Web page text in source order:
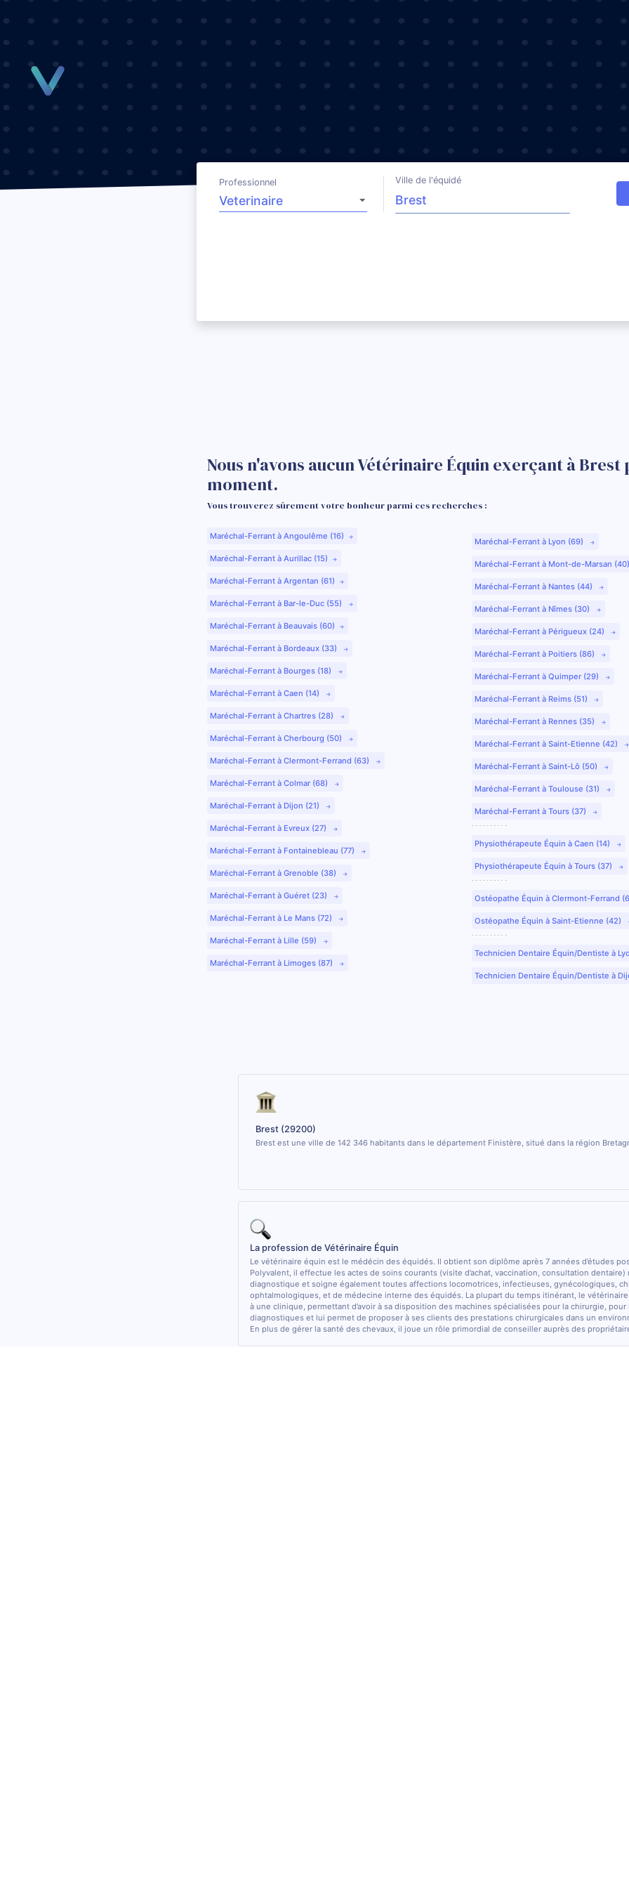
Professionnel Ville de l'équidé
Nous n'avons aucun Vétérinaire Équin exerçant à Brest
moment.
Vous trouverez sûrement votre bonheur parmi ces recherches :
Maréchal-Ferrant à Angoulême (16)
Maréchal-Ferrant à Aurillac (15)
Maréchal-Ferrant à Argentan (61)
Maréchal-Ferrant à Bar-le-Duc (55)
Maréchal-Ferrant à Beauvais (60)
Maréchal-Ferrant à Bordeaux (33)
Maréchal-Ferrant à Bourges (18)
Maréchal-Ferrant à Caen (14)
Maréchal-Ferrant à Chartres (28)
Maréchal-Ferrant à Cherbourg (50)
Maréchal-Ferrant à Clermont-Ferrand (63)
Maréchal-Ferrant à Colmar (68)
Maréchal-Ferrant à Dijon (21)
Maréchal-Ferrant à Evreux (27)
Maréchal-Ferrant à Fontainebleau (77)
Maréchal-Ferrant à Grenoble (38)
Maréchal-Ferrant à Guéret (23)
Maréchal-Ferrant à Le Mans (72)
Maréchal-Ferrant à Lille (59)
Maréchal-Ferrant à Limoges (87)
Maréchal-Ferrant à Lyon (69)
Maréchal-Ferrant à Mont-de-Marsan
Maréchal-Ferrant à Nantes (44)
Maréchal-Ferrant à Nîmes (30)
Maréchal-Ferrant à Périgueux (24)
Maréchal-Ferrant à Poitiers (86)
Maréchal-Ferrant à Quimper (29)
Maréchal-Ferrant à Reims (51)
Maréchal-Ferrant à Rennes (35)
Maréchal-Ferrant à Saint-Etienne (42)
Maréchal-Ferrant à Saint-Lô (50)
Maréchal-Ferrant à Toulouse (31)
Maréchal-Ferrant à Tours (37)
Physiothérapeute Équin à Caen (14)
Physiothérapeute Équin à Tours (37)
Ostéopathe Équin à Clermont-Ferrand
Ostéopathe Équin à Saint-Etienne (42)
Technicien Dentaire Équin/Dentiste à
Technicien Dentaire Équin/Dentiste à
Brest (29200)
Brest est une ville de 142 346 habitants dans le département Finistère, situé dans la région
La profession de Vétérinaire Équin
Le vétérinaire équin est le médécin des équidés. Il obtient son diplôme après 7 années d’études
Polyvalent, il effectue les actes de soins courants (visite d’achat, vaccination, consultation dentaire)
diagnostique et soigne également toutes affections locomotrices, infectieuses, gynécologiques,
ophtalmologiques, et de médecine interne des équidés. La plupart du temps itinérant, le
à une clinique, permettant d’avoir à sa disposition des machines spécialisées pour la chirurgie,
diagnostiques et lui permet de proposer à ses clients des prestations chirurgicales dans un
En plus de gérer la santé des chevaux, il joue un rôle primordial de conseiller auprès des